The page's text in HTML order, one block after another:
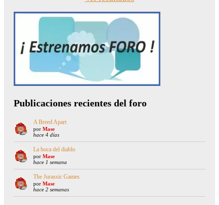
Publicaciones recientes del foro
A Breed Apart
por Mase
hace 4 días
La boca del diablo
por Mase
hace 1 semana
The Jurassic Games
por Mase
hace 2 semanas